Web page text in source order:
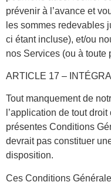
prévenir à l’avance et
les sommes redevables
ci étant incluse), et/ou
nos Services (ou à toute
ARTICLE 17 –
Tout manquement de
l’application de tout
présentes Conditions
devrait pas constituer
disposition.
Ces Conditions